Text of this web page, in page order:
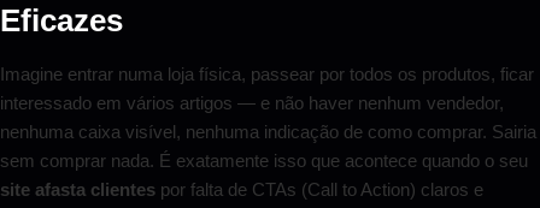
Eficazes
Imagine entrar numa loja física, passear por todos os produtos, ficar
interessado em vários artigos — e não haver nenhum vendedor,
nenhuma caixa visível, nenhuma indicação de como comprar. Sairia
sem comprar nada. É exatamente isso que acontece quando o seu
site afasta clientes por falta de CTAs (Call to Action) claros e